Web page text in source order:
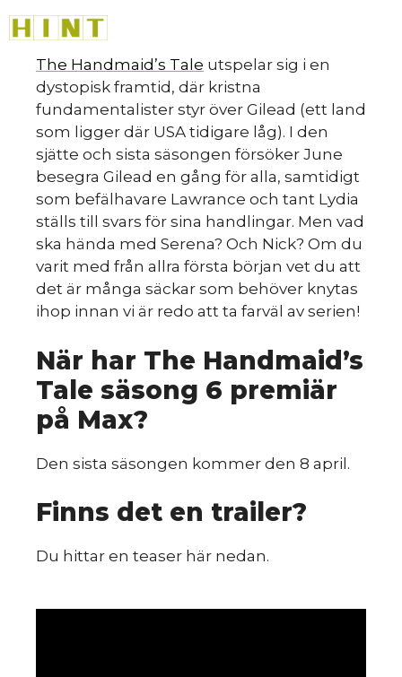
till
innehåll
The Handmaid’s Tale utspelar sig i en
dystopisk framtid, där kristna
fundamentalister styr över Gilead (ett land
som ligger där USA tidigare låg). I den
sjätte och sista säsongen försöker June
besegra Gilead en gång för alla, samtidigt
som befälhavare Lawrance och tant Lydia
ställs till svars för sina handlingar. Men vad
ska hända med Serena? Och Nick? Om du
varit med från allra första början vet du att
det är många säckar som behöver knytas
ihop innan vi är redo att ta farväl av serien!
När har The Handmaid’s
Tale säsong 6 premiär
på Max?
Den sista säsongen kommer den 8 april.
Finns det en trailer?
Du hittar en teaser här nedan.
Så